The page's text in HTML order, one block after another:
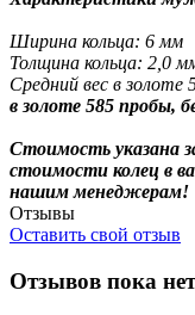
Ширина кольца: 6 мм
Толщина кольца: 2,0
Средний вес в золоте
в золоте 585 пробы,
Стоимость указана
стоимости колец в
нашим менеджерам!
Отзывы
Оставить свой отзыв
Отзывов пока